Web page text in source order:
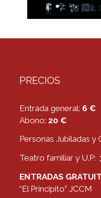
PRECIOS
Entrada general: 6 €
Abono: 20 €
Personas Jubiladas
Teatro familiar y U.P:
ENTRADAS
“El Principito” JCCM